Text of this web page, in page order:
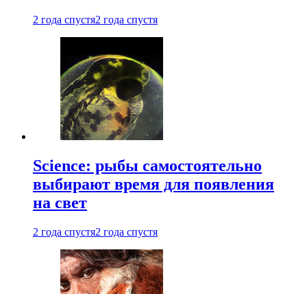
2 года спустя2 года спустя
Science: рыбы самостоятельно
выбирают время для появления
на свет
2 года спустя2 года спустя